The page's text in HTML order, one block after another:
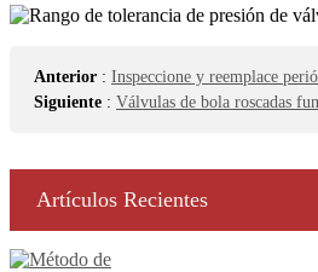
Anterior : Inspeccione y reemplace
Siguiente : Válvulas de bola roscadas
Artículos Recientes